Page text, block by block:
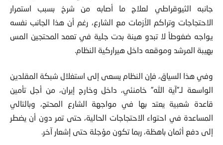
جانبه الثيوقراطي لعلاج ما أصابه من شرخ بسبب استمرار
الاحتجاجات وتراكم الأزمات مع الشارع، رغم أن هذا الجانب نفسه
يواجه ضغوطاً لا تبدو هينة بدت جلية في تعمد المحتجين المس
بهيبة المرشد وموقعه داخل هيراركية النظام.
وفي هذا السياق، فإن النظام يسعى إلى استغلال شبكة المقلدين
الواسعة لـ”آية الله” خامنئي، داخل وخارج إيران، من أجل تأمين
قاعدة شعبية يعتد بها في مواجهة الشارع المحتج، وبالتالي
المساعدة في احتواء الاحتجاجات الحالية، حتى تمر دون أن يضطر
إلى دفع أثمان باهظة، ربما تكون مؤجلة حتى إشعار آخر.